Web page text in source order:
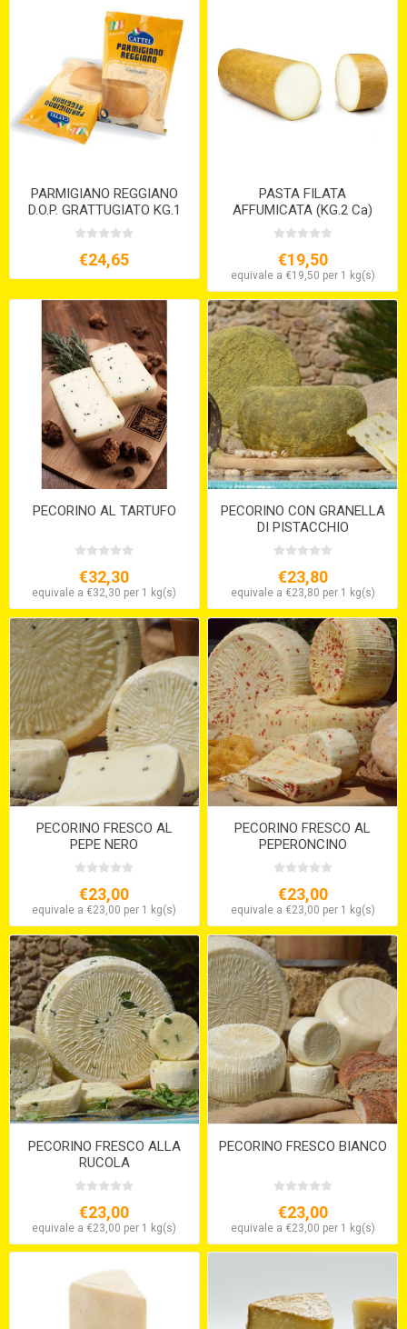
PARMIGIANO REGGIANO
D.O.P. GRATTUGIATO KG.1
€24,65
PASTA FILATA
AFFUMICATA (KG.2 Ca)
€19,50
equivale a €19,50 per 1 kg(s)
PECORINO AL TARTUFO
€32,30
equivale a €32,30 per 1 kg(s)
PECORINO CON GRANELLA
DI PISTACCHIO
€23,80
equivale a €23,80 per 1 kg(s)
PECORINO FRESCO AL
PEPE NERO
€23,00
equivale a €23,00 per 1 kg(s)
PECORINO FRESCO AL
PEPERONCINO
€23,00
equivale a €23,00 per 1 kg(s)
PECORINO FRESCO ALLA
RUCOLA
€23,00
equivale a €23,00 per 1 kg(s)
PECORINO FRESCO BIANCO
€23,00
equivale a €23,00 per 1 kg(s)